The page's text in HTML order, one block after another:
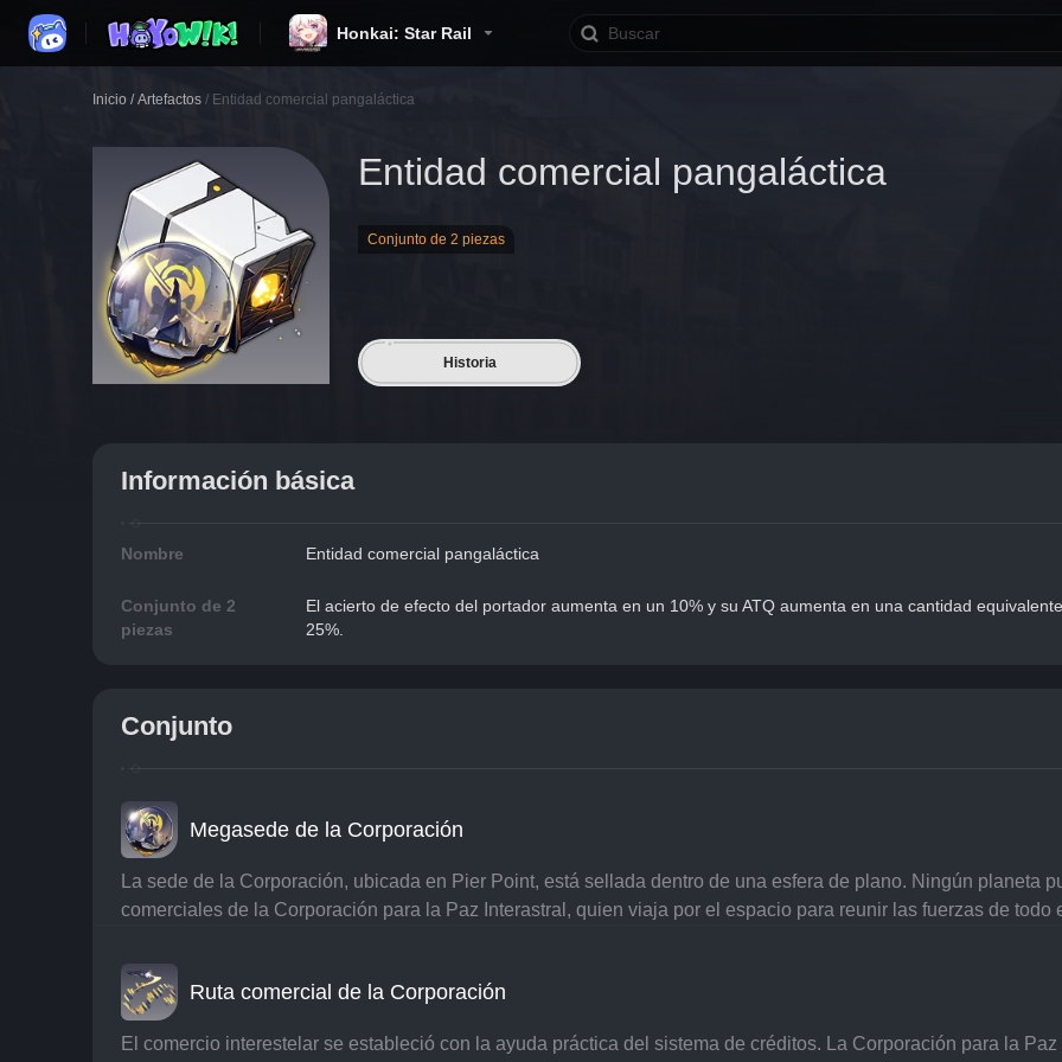
Honkai: Star Rail
Inicio / Artefactos / Entidad comercial pangaláctica
Entidad comercial pangaláctica
Conjunto de 2 piezas
Historia
Información básica
Nombre Entidad comercial pangaláctica
Conjunto de 2
piezas
El acierto de efecto del portador aumenta en un 10% y su ATQ aumenta en una cantidad
25%.
Conjunto
Megasede de la Corporación
La sede de la Corporación, ubicada en Pier Point, está sellada dentro de una esfera de plano. Ningún planeta
comerciales de la Corporación para la Paz Interastral, quien viaja por el espacio para reunir las fuerzas de todo
Ruta comercial de la Corporación
El comercio interestelar se estableció con la ayuda práctica del sistema de créditos. La Corporación para la